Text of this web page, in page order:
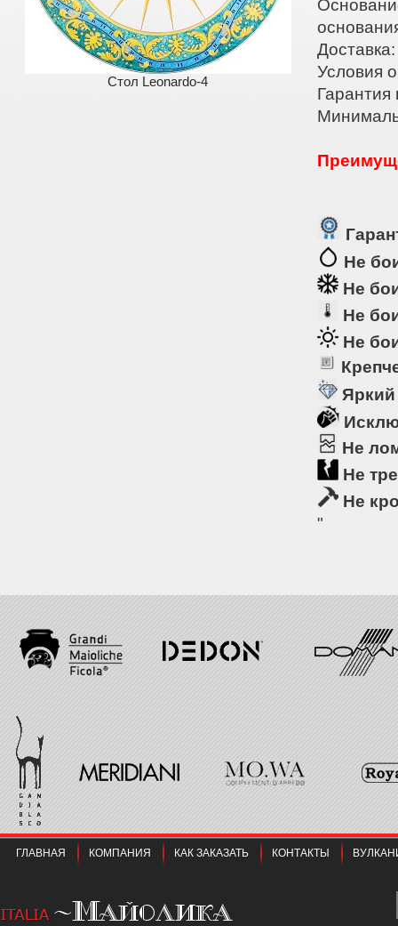
Стол Leonardo-4
Условия
Гарантия
Не
Не
Не
Не
Не
Не
Не
"
ГЛАВНАЯ КОМПАНИЯ КАК ЗАКАЗАТЬ КОНТАКТЫ